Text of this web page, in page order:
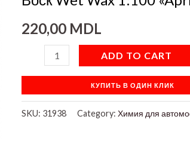
220,00 MDL
ADD TO CART
КУПИТЬ В ОДИН КЛИК
SKU: 31938 Category:Химия для